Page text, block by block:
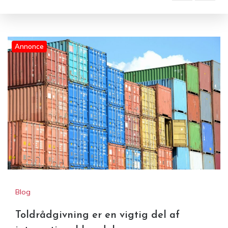
Annonce
Blog
Toldrådgivning er en vigtig del af